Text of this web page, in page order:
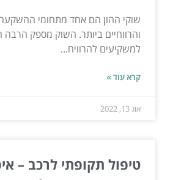
שוקי ההון הם אחד מתחומי
והרווחיים ביותר. השוק מספק הרבה
למשקיעים להרוויח...
קרא עוד »
אוג 13, 2022
טיפול תקופתי לרכב –